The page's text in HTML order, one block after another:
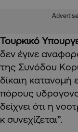
Τουρκικό
δεν έγινε
της Συνόδου
δίκαιη κατανομή
πόρους
δείχνει ότι η
κ συνεχίζεται”.